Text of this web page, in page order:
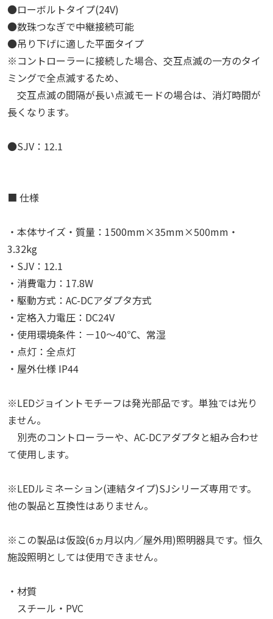
●ローボルトタイプ(24V)
●数珠つなぎで中継接続可能
●吊り下げに適した平面タイプ
※コントローラーに接続した場合、交互点滅の一方のタイ
ミングで全点滅するため、
交互点滅の間隔が長い点滅モードの場合は、消灯時間が
長くなります。
●SJV：12.1
■ 仕様
・本体サイズ・質量：1500mm×35mm×500mm・
3.32kg
・SJV：12.1
・消費電力：17.8W
・駆動方式：AC-DCアダプタ方式
・定格入力電圧：DC24V
・使用環境条件：－10～40℃、常湿
・点灯：全点灯
・屋外仕様 IP44
※LEDジョイントモチーフは発光部品です。単独では光り
ません。
別売のコントローラーや、AC-DCアダプタと組み合わせ
て使用します。
※LEDルミネーション(連結タイプ)SJシリーズ専用です。
他の製品と互換性はありません。
※この製品は仮設(6ヵ月以内／屋外用)照明器具です。恒久
施設照明としては使用できません。
・材質
スチール・PVC